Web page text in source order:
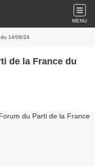
MENU
14/06/24
de la France du